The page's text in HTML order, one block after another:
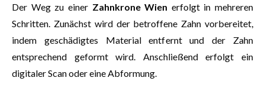
Der Weg zu einer Zahnkrone Wien erfolgt in mehreren
Schritten. Zunächst wird der betroffene Zahn vorbereitet,
indem geschädigtes Material entfernt und der Zahn
entsprechend geformt wird. Anschließend erfolgt ein
digitaler Scan oder eine Abformung.